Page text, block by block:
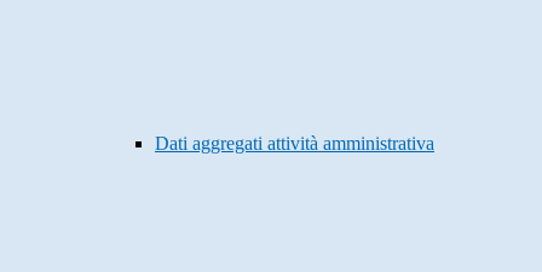
Dati aggregati attività amministrativa